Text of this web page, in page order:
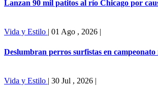
Lanzan 90 mil patitos al río Chicago por
Vida y Estilo | 01 Ago , 2026 |
Deslumbran perros surfistas en
Vida y Estilo | 30 Jul , 2026 |